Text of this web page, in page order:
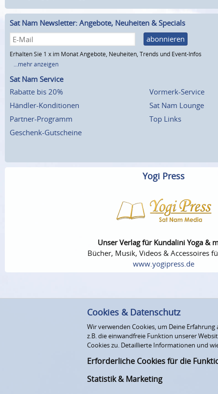
Sat Nam Newsletter: Angebote, Neuheiten & Specials
abonnieren
Erhalten Sie 1 x im Monat Angebote, Neuheiten, Trends und Event-Infos
...mehr anzeigen
Sat Nam Service
Rabatte bis 20%
Händler-Konditionen
Partner-Programm
Geschenk-Gutscheine
Vormerk-Service
Sat Nam Lounge
Top Links
Yogi Press
Unser Verlag für Kundalini Yoga &
Bücher, Musik, Videos & Accessoires
www.yogipress.de
Cookies & Datenschutz
Wir verwenden Cookies, um Deine
z.B. die einwandfreie Funktion unserer
Cookies zu. Detaillierte Informationen und
Erforderliche Cookies für die
Statistik & Marketing